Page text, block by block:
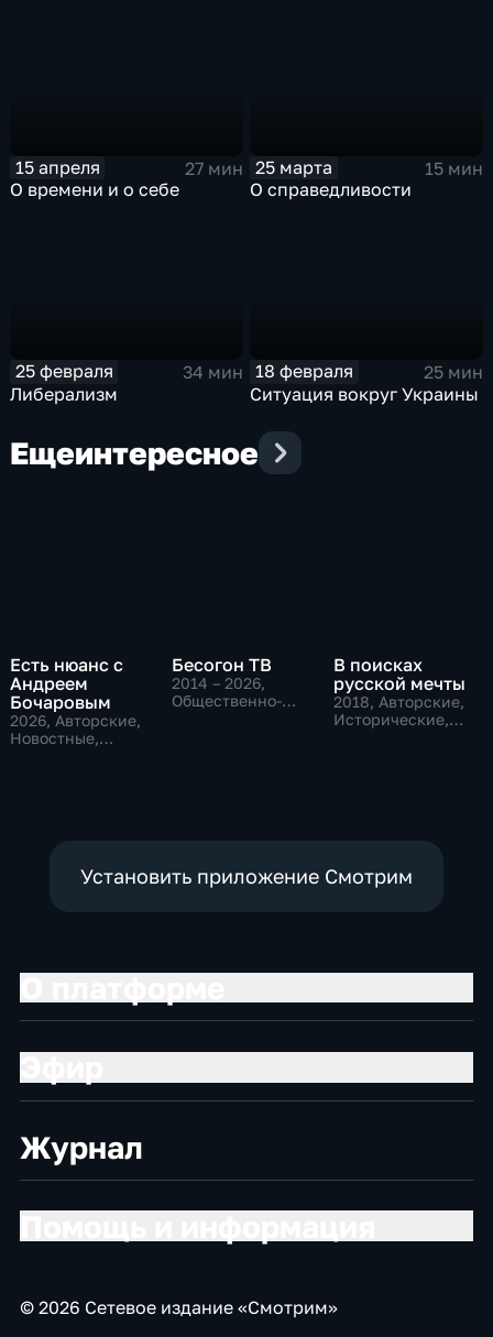
15 апреля
27 мин
О времени и о себе
25 марта
15 мин
О справедливости
25 февраля
34 мин
Либерализм
18 февраля
25 мин
Ситуация вокруг Украины
Ещеинтересное
Есть нюанс с
Андреем
Бочаровым
2026, Авторские,
Новостные,
Бесогон ТВ
2014 – 2026,
Общественно-
В поисках
русской мечты
2018, Авторские,
Исторические,
Установить приложение Смотрим
Журнал
© 2026 Сетевое издание «Смотрим»